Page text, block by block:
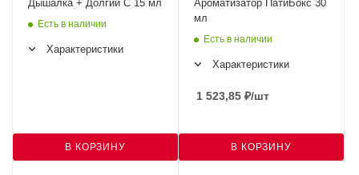
Дышалка + Долгий C 15 мл
Есть в наличии
Характеристики
В КОРЗИНУ
Ароматизатор ПатиБокс 30
мл
Есть в наличии
Характеристики
1 523,85 ₽/шт
В КОРЗИНУ